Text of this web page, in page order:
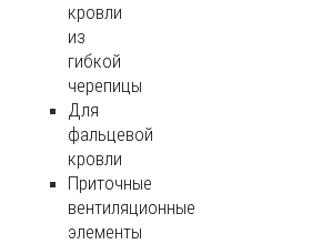
кровли
из
гибкой
черепицы
Для
фальцевой
кровли
Приточные
вентиляционные
элементы